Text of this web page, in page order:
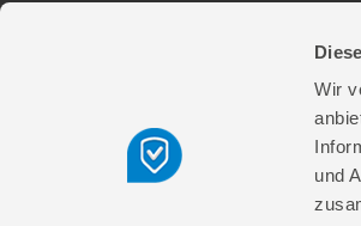
Wir
und
© 2026 Güde GmbH &